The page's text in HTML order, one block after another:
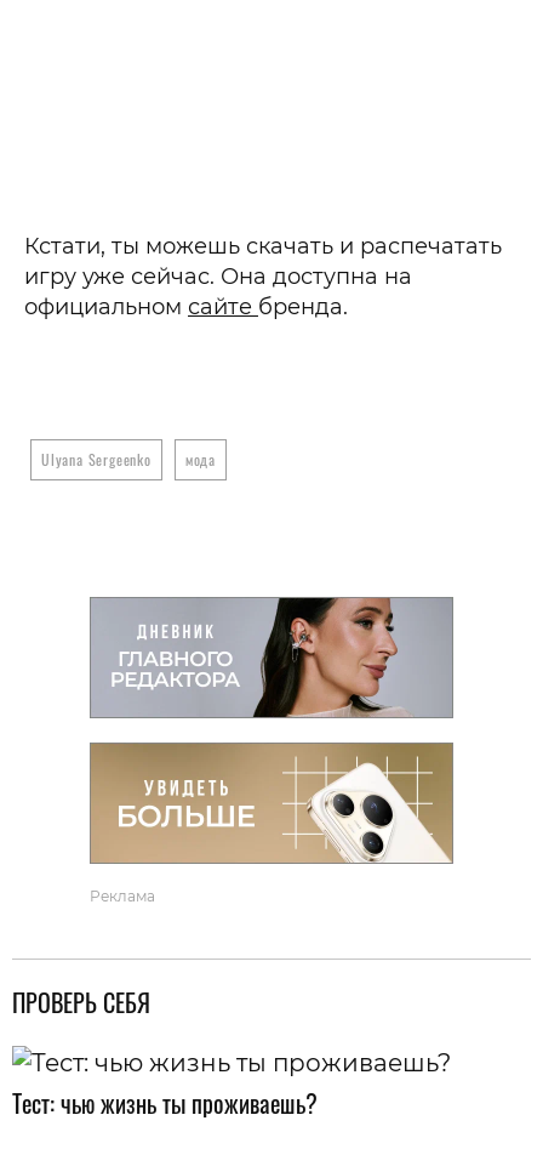
Кстати, ты можешь скачать и распечатать
игру уже сейчас. Она доступна на
официальном сайте бренда.
Ulyana Sergeenko мода
Реклама
ПРОВЕРЬ СЕБЯ
Тест: чью жизнь ты проживаешь?